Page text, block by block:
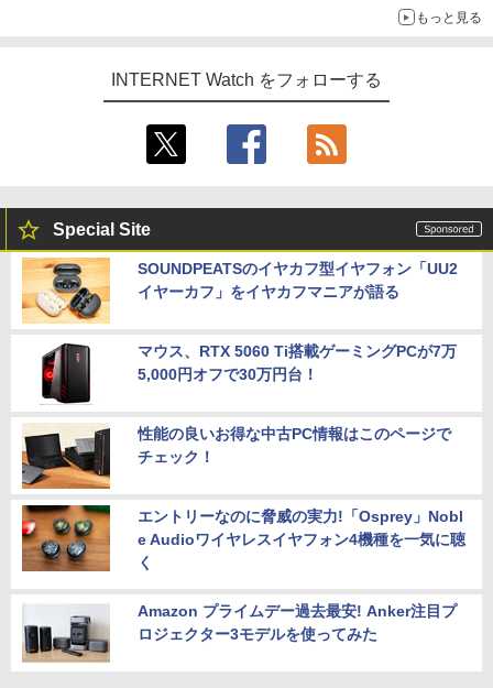
もっと見る
INTERNET Watch をフォローする
Special Site
SOUNDPEATSのイヤカフ型イヤフォン「UU2
イヤーカフ」をイヤカフマニアが語る
マウス、RTX 5060 Ti搭載ゲーミングPCが7万
5,000円オフで30万円台！
性能の良いお得な中古PC情報はこのページで
チェック！
エントリーなのに脅威の実力!「Osprey」Nobl
e Audioワイヤレスイヤフォン4機種を一気に聴
く
Amazon プライムデー過去最安! Anker注目プ
ロジェクター3モデルを使ってみた